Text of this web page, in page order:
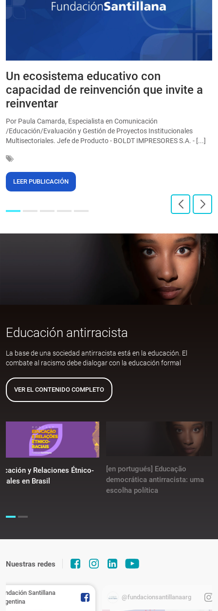
Un ecosistema educativo con
capacidad de reinvención que invite a
reinventar
Por Paula Camarda, Especialista en Comunicación
/Educación/Evaluación y Gestión de Proyectos Institucionales
Multisectoriales. Jefe de Producto - BOLDT IMPRESORES S.A. - [...]
LEER PUBLICACIÓN
Educación antirracista
La base de una sociedad antirracista está en la educación. El
combate al racismo debe dialogar con la educación formal
VER EL CONTENIDO COMPLETO
y Relaciones Étnico-
en Brasil
[en portugués] Educação
democrática antirracista: uma
escolha política
Nuestras redes
Santillana
@fundacionsantillanaarg